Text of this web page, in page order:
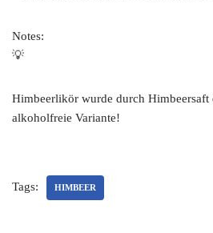
Notes:
💡
Himbeerlikör wurde durch Himbeersaft
alkoholfreie Variante!
Tags: HIMBEER